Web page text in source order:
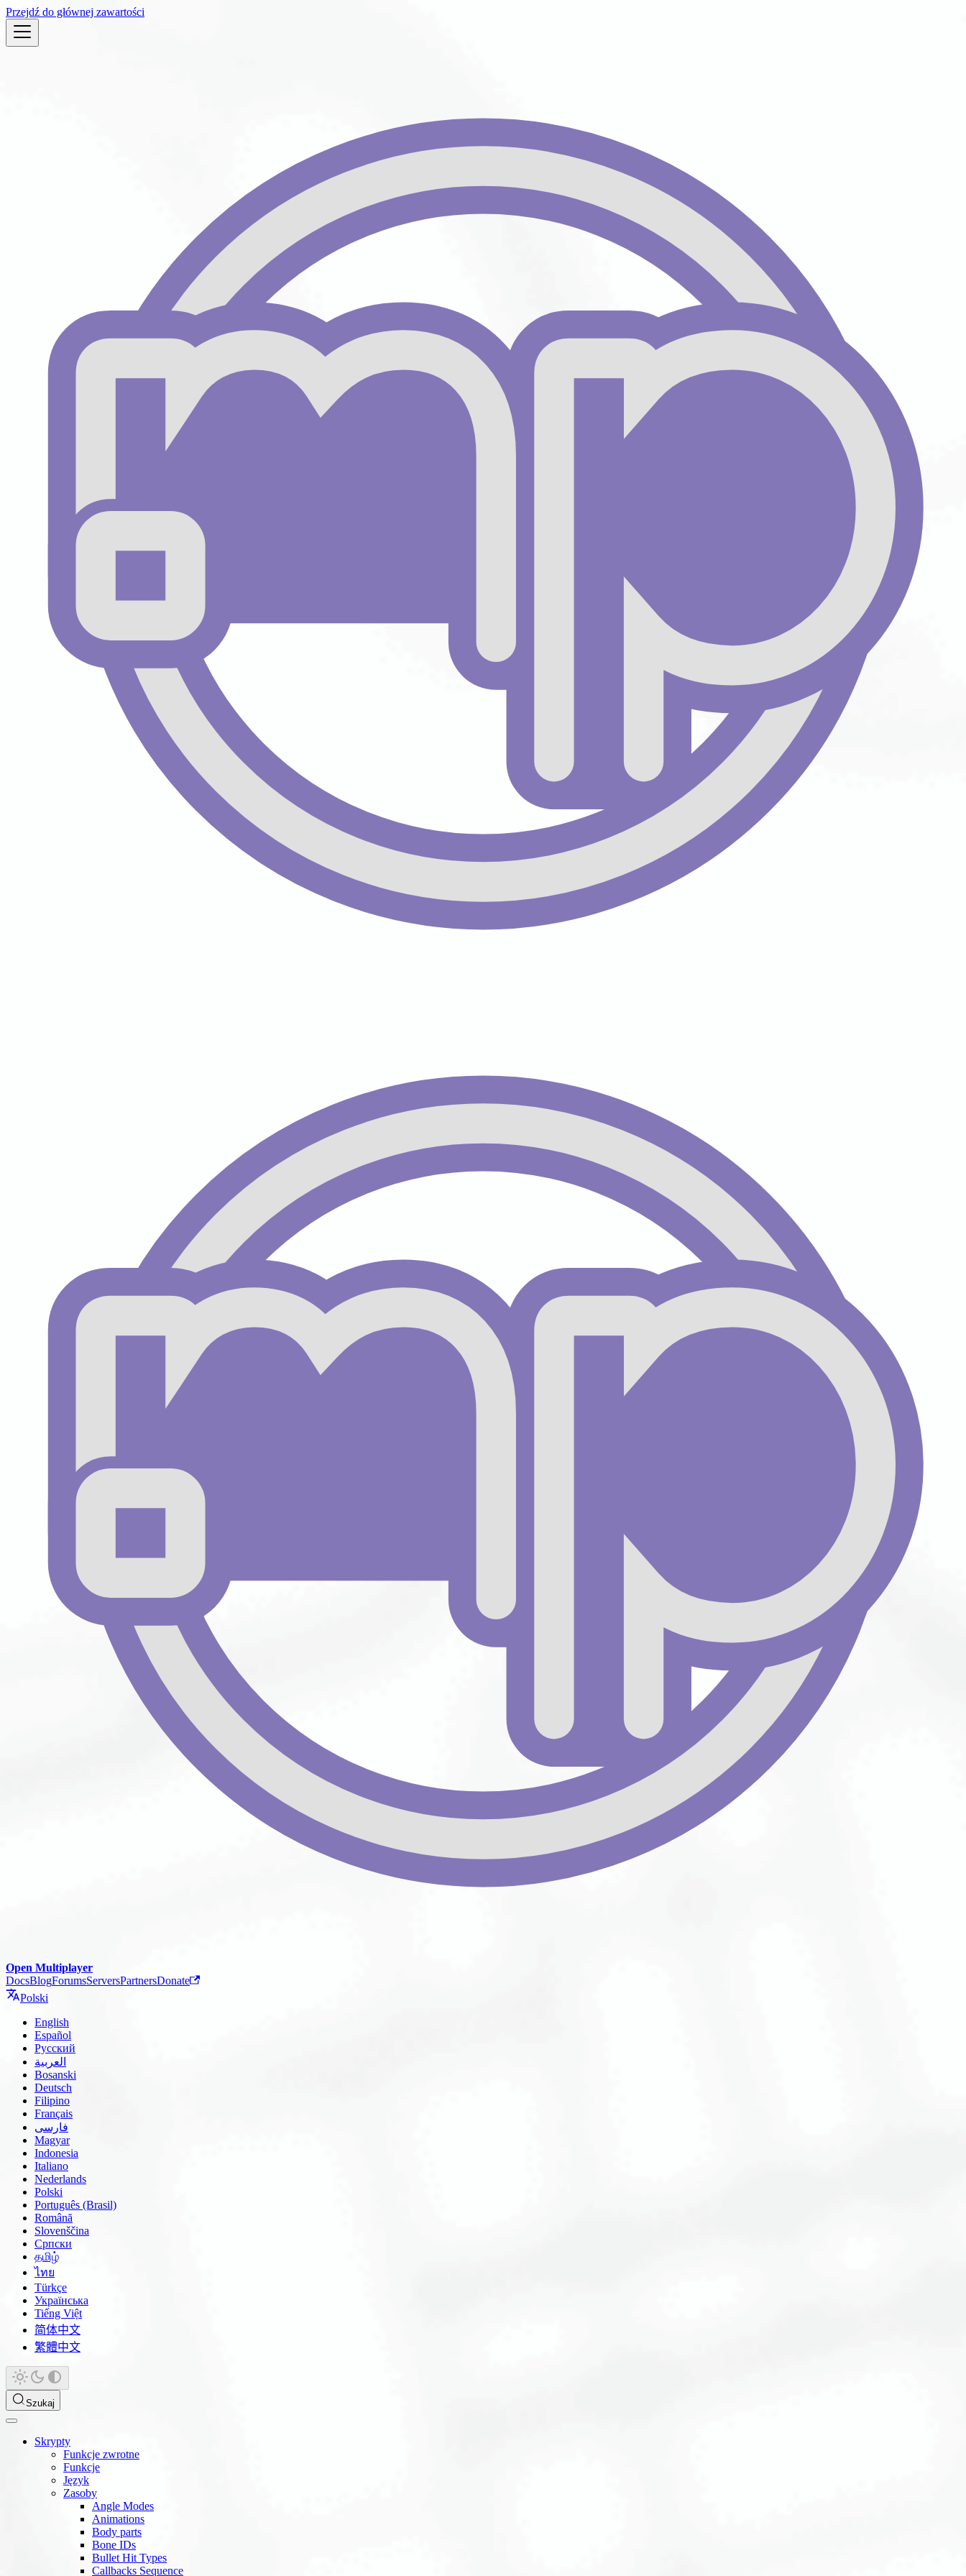
Przejdź do głównej zawartości
Open Multiplayer
DocsBlogForumsServersPartnersDonate
Polski
English
Español
Русский
العربية
Bosanski
Deutsch
Filipino
Français
فارسی
Magyar
Indonesia
Italiano
Nederlands
Polski
Português (Brasil)
Română
Slovenščina
Српски
தமிழ்
ไทย
Türkçe
Українська
Tiếng Việt
简体中文
繁體中文
Szukaj
Skrypty
Funkcje zwrotne
Funkcje
Język
Zasoby
Angle Modes
Animations
Body parts
Bone IDs
Bullet Hit Types
Callbacks Sequence